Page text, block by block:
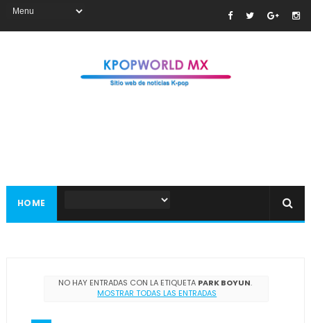
HOME
NO HAY ENTRADAS CON LA ETIQUETA PARK BOYUN.
MOSTRAR TODAS LAS ENTRADAS